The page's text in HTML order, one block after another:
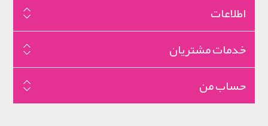
اطلاعات
خدمات مشتریان
حساب من